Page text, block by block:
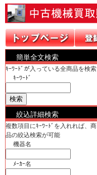
簡単全文検索
ｷｰﾜｰﾄﾞが入っている全商品を検索
ｷｰﾜｰﾄﾞ
絞込詳細検索
複数項目にｷｰﾜｰﾄﾞを入れれば、商
品の絞込検索が可能
機器名
ﾒｰｶｰ名